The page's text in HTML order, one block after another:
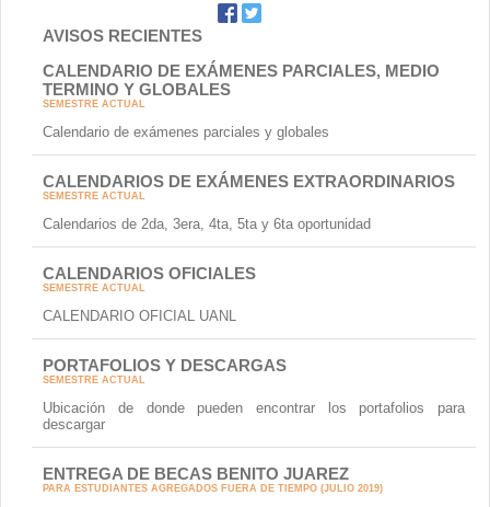
AVISOS RECIENTES
CALENDARIO DE EXÁMENES PARCIALES, MEDIO
TERMINO Y GLOBALES
SEMESTRE ACTUAL
Calendario de exámenes parciales y globales
CALENDARIOS DE EXÁMENES EXTRAORDINARIOS
SEMESTRE ACTUAL
Calendarios de 2da, 3era, 4ta, 5ta y 6ta oportunidad
CALENDARIOS OFICIALES
SEMESTRE ACTUAL
CALENDARIO OFICIAL UANL
PORTAFOLIOS Y DESCARGAS
SEMESTRE ACTUAL
Ubicación de donde pueden encontrar los portafolios para
descargar
ENTREGA DE BECAS BENITO JUAREZ
PARA ESTUDIANTES AGREGADOS FUERA DE TIEMPO (JULIO 2019)